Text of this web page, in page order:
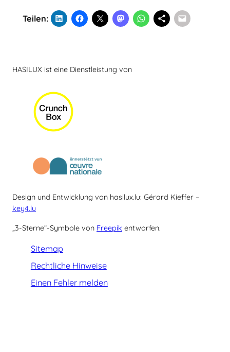
Teilen:
HASILUX ist eine Dienstleistung von
Design und Entwicklung von hasilux.lu: Gérard Kieffer –
key4.lu
„3-Sterne“-Symbole von Freepik entworfen.
Sitemap
Rechtliche Hinweise
Einen Fehler melden